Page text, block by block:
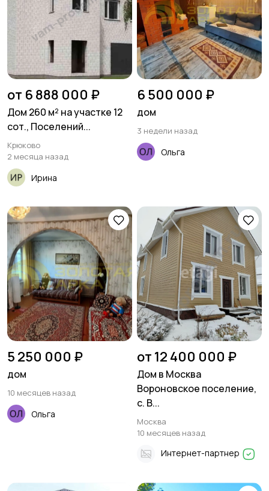
от 6 888 000 ₽
Дом 260 м² на участке 12
сот., Поселений...
Крюково
2 месяца назад
Ирина
6 500 000 ₽
дом
3 недели назад
Ольга
5 250 000 ₽
дом
10 месяцев назад
Ольга
от 12 400 000 ₽
Дом в Москва
Вороновское поселение,
с. В...
Москва
10 месяцев назад
Интернет-партнер